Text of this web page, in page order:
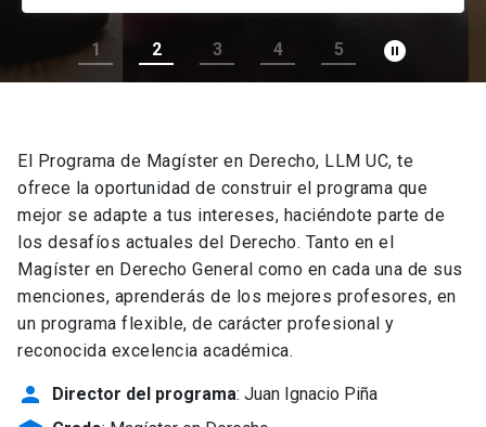
1 2 3 4 5 pause_circle_filled
El Programa de Magíster en Derecho, LLM UC, te
ofrece la oportunidad de construir el programa que
mejor se adapte a tus intereses, haciéndote parte de
los desafíos actuales del Derecho. Tanto en el
Magíster en Derecho General como en cada una de sus
menciones, aprenderás de los mejores profesores, en
un programa flexible, de carácter profesional y
reconocida excelencia académica.
person Director del programa: Juan Ignacio Piña